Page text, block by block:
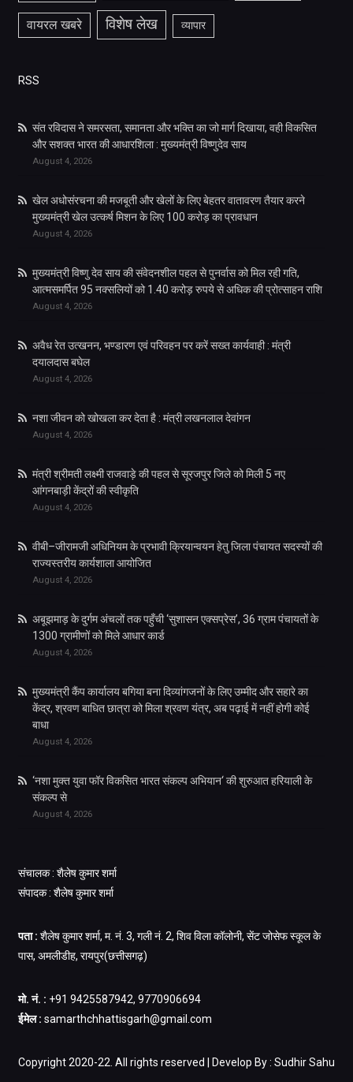
वायरल खबरे विशेष लेख व्यापार
RSS
संत रविदास ने समरसता, समानता और भक्ति का जो मार्ग दिखाया, वही विकसित
और सशक्त भारत की आधारशिला : मुख्यमंत्री विष्णुदेव साय
August 4, 2026
खेल अधोसंरचना की मजबूती और खेलों के लिए बेहतर वातावरण तैयार करने
मुख्यमंत्री खेल उत्कर्ष मिशन के लिए 100 करोड़ का प्रावधान
August 4, 2026
मुख्यमंत्री विष्णु देव साय की संवेदनशील पहल से पुनर्वास को मिल रही गति,
आत्मसमर्पित 95 नक्सलियों को 1.40 करोड़ रुपये से अधिक की प्रोत्साहन राशि
August 4, 2026
अवैध रेत उत्खनन, भण्डारण एवं परिवहन पर करें सख्त कार्यवाही : मंत्री
दयालदास बघेल
August 4, 2026
नशा जीवन को खोखला कर देता है : मंत्री लखनलाल देवांगन
August 4, 2026
मंत्री श्रीमती लक्ष्मी राजवाड़े की पहल से सूरजपुर जिले को मिली 5 नए
आंगनबाड़ी केंद्रों की स्वीकृति
August 4, 2026
वीबी–जीरामजी अधिनियम के प्रभावी क्रियान्वयन हेतु जिला पंचायत सदस्यों की
राज्यस्तरीय कार्यशाला आयोजित
August 4, 2026
अबूझमाड़ के दुर्गम अंचलों तक पहुँची ‘सुशासन एक्सप्रेस’, 36 ग्राम पंचायतों के
1300 ग्रामीणों को मिले आधार कार्ड
August 4, 2026
मुख्यमंत्री कैंप कार्यालय बगिया बना दिव्यांगजनों के लिए उम्मीद और सहारे का
केंद्र, श्रवण बाधित छात्रा को मिला श्रवण यंत्र, अब पढ़ाई में नहीं होगी कोई
बाधा
August 4, 2026
‘नशा मुक्त युवा फॉर विकसित भारत संकल्प अभियान‘ की शुरुआत हरियाली के
संकल्प से
August 4, 2026
संचालक : शैलेष कुमार शर्मा
संपादक : शैलेष कुमार शर्मा
पता : शैलेष कुमार शर्मा, म. नं. 3, गली नं. 2, शिव विला कॉलोनी, सेंट जोसेफ स्कूल के
पास, अमलीडीह, रायपुर(छत्तीसगढ़)
मो. नं. : +91 9425587942, 9770906694
ईमेल : samarthchhattisgarh@gmail.com
Copyright 2020-22. All rights reserved | Develop By : Sudhir Sahu